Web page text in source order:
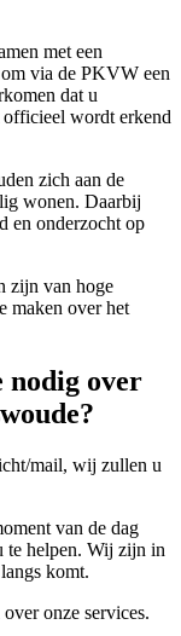
met een
via de PKVW een
dat u
officieel wordt erkend
zich aan de
wonen. Daarbij
en onderzocht op
zijn van hoge
maken over het
nodig over
mail, wij zullen u
van de dag
te helpen. Wij zijn in
komt.
onze services.